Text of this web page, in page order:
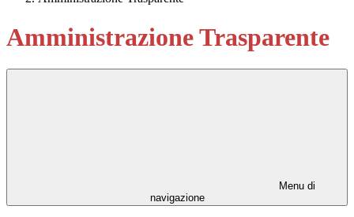
Amministrazione Trasparente
Menu di
navigazione